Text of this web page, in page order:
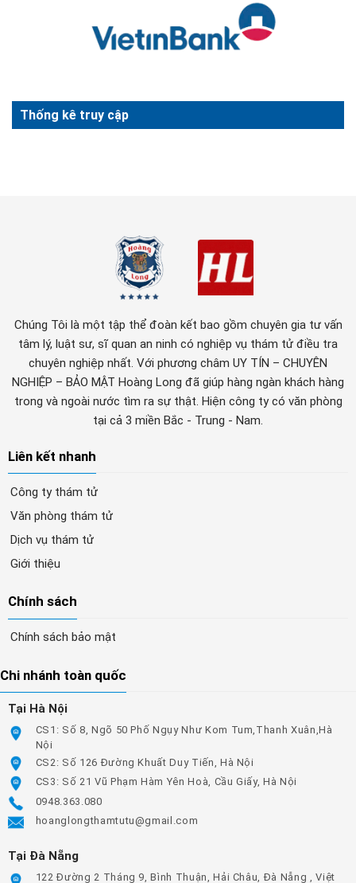
Thống kê truy cập
Chúng Tôi là một tập thể đoàn kết bao gồm chuyên gia tư vấn
tâm lý, luật sư, sĩ quan an ninh có nghiệp vụ thám tử điều tra
chuyên nghiệp nhất. Với phương châm UY TÍN – CHUYÊN
NGHIỆP – BẢO MẬT Hoàng Long đã giúp hàng ngàn khách hàng
trong và ngoài nước tìm ra sự thật. Hiện công ty có văn phòng
tại cả 3 miền Bắc - Trung - Nam.
Liên kết nhanh
Công ty thám tử
Văn phòng thám tử
Dịch vụ thám tử
Giới thiệu
Chính sách
Chính sách bảo mật
Chi nhánh toàn quốc
Tại Hà Nội
CS1: Số 8, Ngõ 50 Phố Ngụy Như Kom Tum,Thanh Xuân,Hà
Nội
CS2: Số 126 Đường Khuất Duy Tiến, Hà Nội
CS3: Số 21 Vũ Phạm Hàm Yên Hoà, Cầu Giấy, Hà Nội
0948.363.080
hoanglongthamtutu@gmail.com
Tại Đà Nẵng
122 Đường 2 Tháng 9, Bình Thuận, Hải Châu, Đà Nẵng , Việt